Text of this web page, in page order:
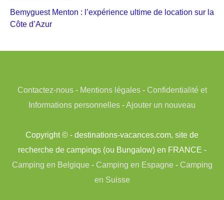
Bemyguest Menton : l’expérience ultime de location sur la
Côte d’Azur
Contactez-nous- Mentions légales- Confidentialité et
Informations personnelles -Ajouter un nouveau
Copyright © - destinations-vacances.com, site de
recherche de campings (ou Bungalow) en FRANCE -
Camping en Belgique- Camping en Espagne- Camping
en Suisse